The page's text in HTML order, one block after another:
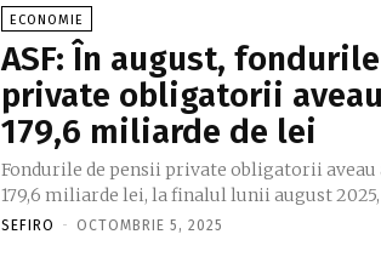
ECONOMIE
ASF: În august,
private obligatorii
179,6 miliarde de lei
Fondurile de pensii private obligatorii aveau
179,6 miliarde lei, la finalul lunii august 2025,
SEFIRO - OCTOMBRIE 5, 2025